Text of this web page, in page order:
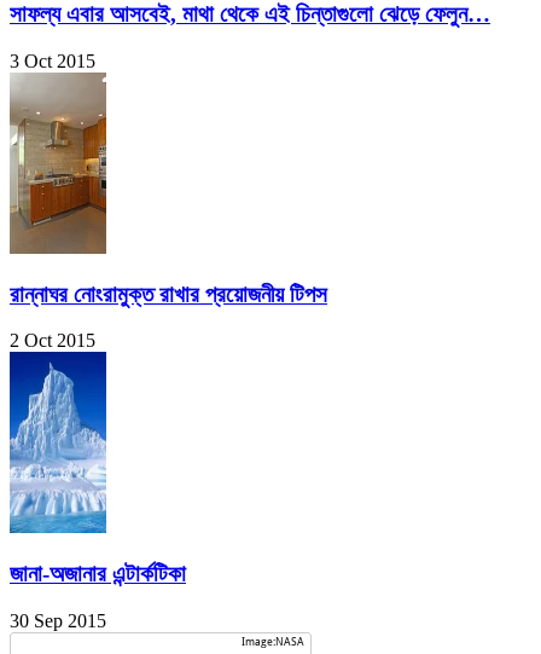
সাফল্য এবার আসবেই, মাথা থেকে এই চিন্তাগুলো ঝেড়ে ফেলুন…
3 Oct 2015
রান্নাঘর নোংরামুক্ত রাখার প্রয়োজনীয় টিপস
2 Oct 2015
জানা-অজানার এন্টার্কটিকা
30 Sep 2015